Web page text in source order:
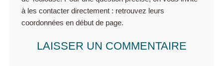
à les contacter directement : retrouvez leurs
coordonnées en début de page.
LAISSER UN COMMENTAIRE